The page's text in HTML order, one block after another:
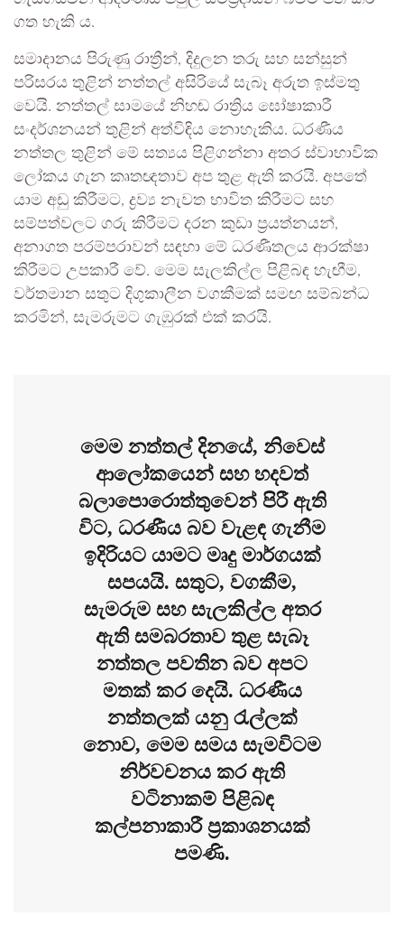
ගත හැකි ය.
සමාදානය පිරුණු රාත්‍රීන්, දිදුලන තරු සහ සන්සුන්
පරිසරය තුළින් නත්තල් අසිරියේ සැබෑ අරුත ඉස්මතු
වෙයි. නත්තල් සාමයේ නිහඬ රාත්‍රිය ඝෝෂාකාරී
සංදර්ශනයන් තුළින් අත්විඳිය නොහැකිය. ධරණීය
නත්තල තුළින් මේ සත්‍යය පිළිගන්නා අතර ස්වාභාවික
ලෝකය ගැන කෘතඥතාව අප තුළ ඇති කරයි. අපතේ
යාම අඩු කිරීමට, ද්‍රව්‍ය නැවත භාවිත කිරීමට සහ
සම්පත්වලට ගරු කිරීමට දරන කුඩා ප්‍රයත්නයන්,
අනාගත පරම්පරාවන් සඳහා මේ ධරණීතලය ආරක්ෂා
කිරීමට උපකාරී වේ. මෙම සැලකිල්ල පිළිබඳ හැඟීම,
වර්තමාන සතුට දිගුකාලීන වගකීමක් සමඟ සම්බන්ධ
කරමින්, සැමරුමට ගැඹුරක් එක් කරයි.
මෙම නත්තල් දිනයේ, නිවෙස්
ආලෝකයෙන් සහ හදවත්
බලාපොරොත්තුවෙන් පිරී ඇති
විට, ධරණීය බව වැළඳ ගැනීම
ඉදිරියට යාමට මෘදු මාර්ගයක්
සපයයි. සතුට, වගකීම,
සැමරුම සහ සැලකිල්ල අතර
ඇති සමබරතාව තුළ සැබෑ
නත්තල පවතින බව අපට
මතක් කර දෙයි. ධරණීය
නත්තලක් යනු රැල්ලක්
නොව, මෙම සමය සැමවිටම
නිර්වචනය කර ඇති
වටිනාකම් පිළිබඳ
කල්පනාකාරී ප්‍රකාශනයක්
පමණි.